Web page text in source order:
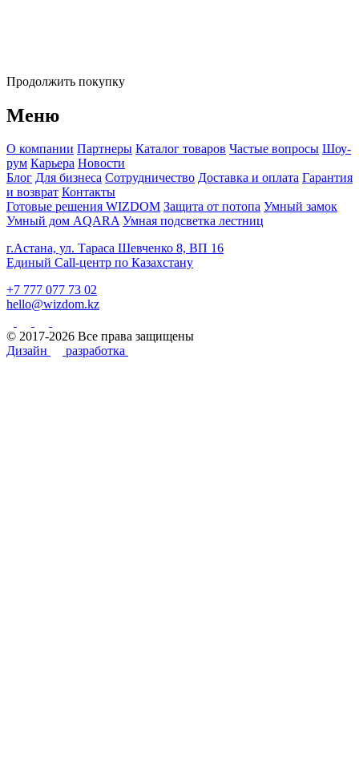
Продолжить покупку
Меню
О компании Партнеры Каталог товаров Частые вопросы Шоу-
рум Карьера Новости
Блог Для бизнеса Сотрудничество Доставка и оплата Гарантия
и возврат Контакты
Готовые решения WIZDOM Защита от потопа Умный замок
Умный дом AQARA Умная подсветка лестниц
г.Астана, ул. Тараса Шевченко 8, ВП 16
Единый Call-центр по Казахстану
+7 777 077 73 02
hello@wizdom.kz
© 2017-2026 Все права защищены
Дизайн
разработка